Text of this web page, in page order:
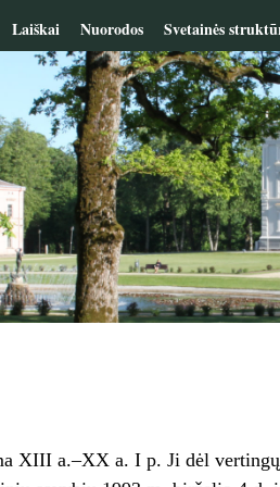
Laiškai Nuorodos Svetainės
XIII a.–XX a. I p. Ji dėl